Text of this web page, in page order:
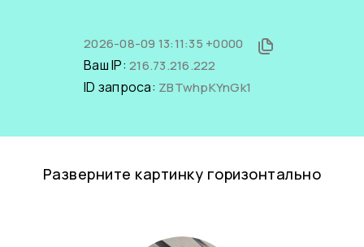
2026-08-09 13:11:35 +0000
Ваш IP: 216.73.216.222
ID запроса: ZBTwhpKYnGk1
Разверните картинку горизонтально